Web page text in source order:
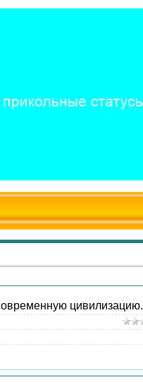
цивилизацию.